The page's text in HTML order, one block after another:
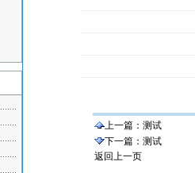
上一篇： 测试
下一篇： 测试
返回上一页